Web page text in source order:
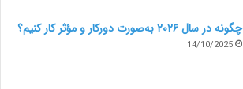
چگونه در سال ۲۰۲۶ به‌صورت دورکار و مؤثر کار کنیم؟
14/10/2025